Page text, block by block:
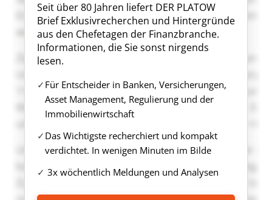
Seit über 80 Jahren liefert DER PLATOW
Brief Exklusivrecherchen und Hintergründe
aus den Chefetagen der Finanzbranche.
Informationen, die Sie sonst nirgends
lesen.
Für Entscheider in Banken, Versicherungen,
Asset Management, Regulierung und der
Immobilienwirtschaft
Das Wichtigste recherchiert und kompakt
verdichtet. In wenigen Minuten im Bilde
3x wöchentlich Meldungen und Analysen